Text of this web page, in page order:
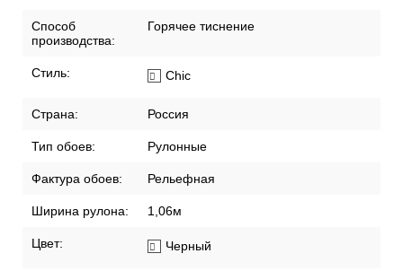
Способ
производства:
Горячее тиснение
Стиль: Chic
Страна: Россия
Тип обоев: Рулонные
Фактура обоев: Рельефная
Ширина рулона: 1,06м
Цвет: Черный